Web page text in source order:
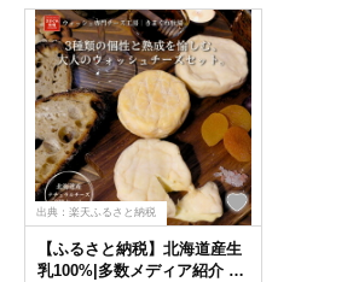
出典：楽天ふるさと納税
【ふるさと納税】北海道産生
乳100%|多数メディア紹介 大